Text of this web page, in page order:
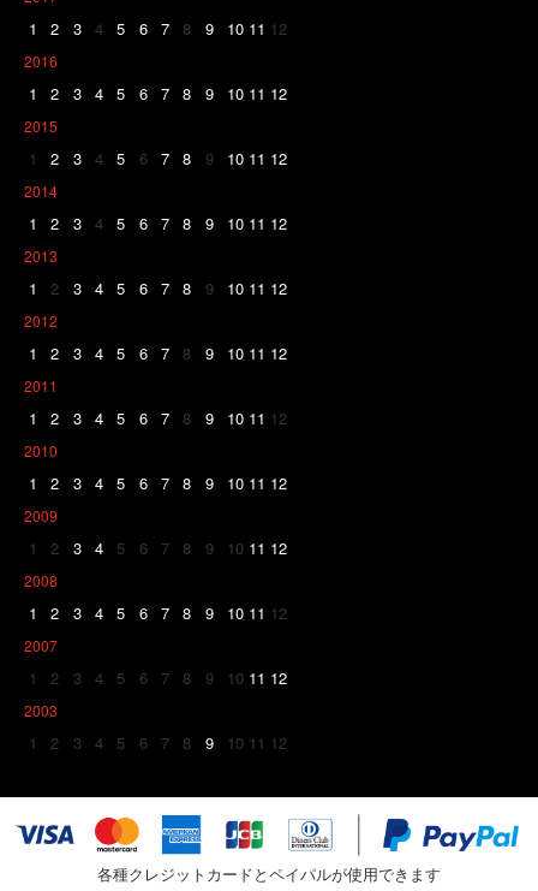
1 2 3 4 5 6 7 8 9 10 11 12
2016
1 2 3 4 5 6 7 8 9 10 11 12
2015
1 2 3 4 5 6 7 8 9 10 11 12
2014
1 2 3 4 5 6 7 8 9 10 11 12
2013
1 2 3 4 5 6 7 8 9 10 11 12
2012
1 2 3 4 5 6 7 8 9 10 11 12
2011
1 2 3 4 5 6 7 8 9 10 11 12
2010
1 2 3 4 5 6 7 8 9 10 11 12
2009
1 2 3 4 5 6 7 8 9 10 11 12
2008
1 2 3 4 5 6 7 8 9 10 11 12
2007
1 2 3 4 5 6 7 8 9 10 11 12
2003
1 2 3 4 5 6 7 8 9 10 11 12
各種クレジットカードとペイパルが使用できます